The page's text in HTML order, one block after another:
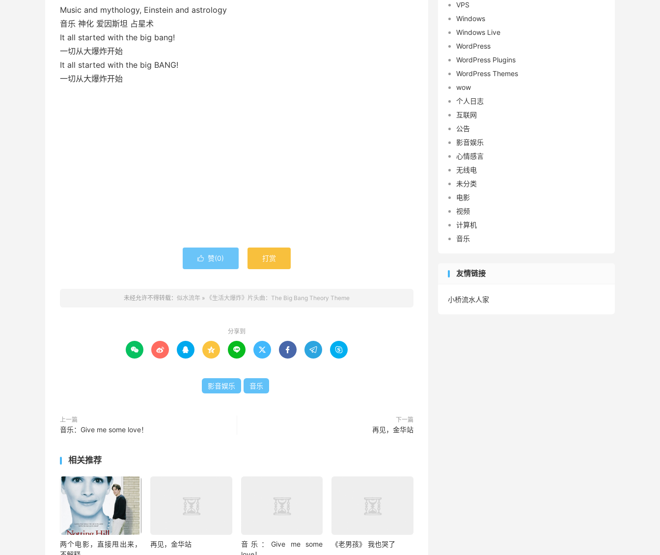
Music and mythology, Einstein and astrology
音乐 神化 爱因斯坦 占星术
It all started with the big bang!
一切从大爆炸开始
It all started with the big BANG!
一切从大爆炸开始
 赞(0) 打赏
未经允许不得转载： 似水流年 » 《生活大爆炸》片头曲：The Big Bang Theory Theme
分享到
        
影音娱乐 音乐
上一篇
音乐：Give me some love！
下一篇
再见，金华站
相关推荐
两个电影，直接甩出来，
再见，金华站
音乐：Give me some
《老男孩》 我也哭了
VPS
Windows
Windows Live
WordPress
WordPress Plugins
WordPress Themes
wow
个人日志
互联网
公告
影音娱乐
心情感言
无线电
未分类
电影
视频
计算机
音乐
友情链接
小桥流水人家